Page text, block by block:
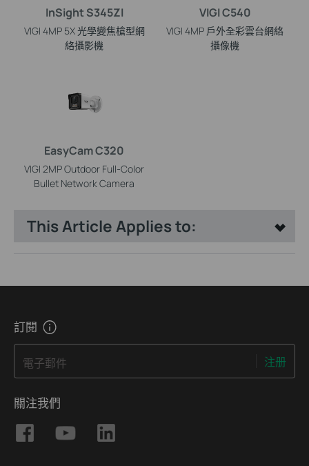
InSight S345ZI
VIGI 4MP 5X 光學變焦槍型網
絡攝影機
VIGI C540
VIGI 4MP 戶外全彩雲台網絡
攝像機
EasyCam C320
VIGI 2MP Outdoor Full-Color
Bullet Network Camera
This Article Applies to:
訂閱
電子郵件 注册
關注我們